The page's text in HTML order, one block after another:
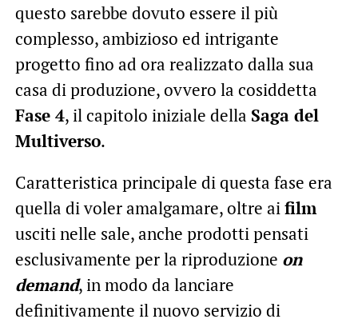
questo sarebbe dovuto essere il più
complesso, ambizioso ed intrigante
progetto fino ad ora realizzato dalla sua
casa di produzione, ovvero la cosiddetta
Fase 4, il capitolo iniziale della Saga del
Multiverso.
Caratteristica principale di questa fase era
quella di voler amalgamare, oltre aifilm
usciti nelle sale, anche prodotti pensati
esclusivamente per la riproduzione on
demand, in modo da lanciare
definitivamente il nuovo servizio di